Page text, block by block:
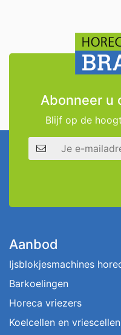
Abonneer u
Blijf op de
E-mailadres
Aanbod
Ijsblokjesmachines
Barkoelingen
Horeca vriezers
Koelcellen en vriescellen